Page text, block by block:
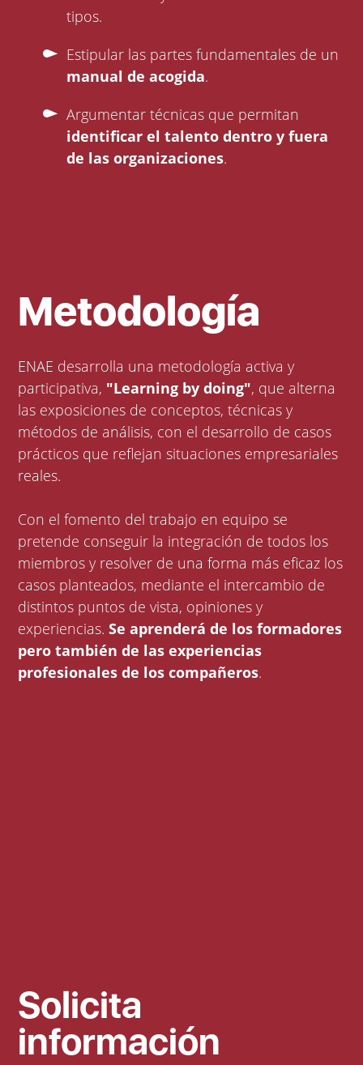
tipos.
Estipular las partes fundamentales de un
manual de acogida.
Argumentar técnicas que permitan
identificar el talento dentro y fuera
de las organizaciones.
Metodología
ENAE desarrolla una metodología activa y
participativa, "Learning by doing", que alterna
las exposiciones de conceptos, técnicas y
métodos de análisis, con el desarrollo de casos
prácticos que reflejan situaciones empresariales
reales.
Con el fomento del trabajo en equipo se
pretende conseguir la integración de todos los
miembros y resolver de una forma más eficaz los
casos planteados, mediante el intercambio de
distintos puntos de vista, opiniones y
experiencias.Se aprenderá de los formadores
pero también de las experiencias
profesionales de los compañeros.
Solicita
información